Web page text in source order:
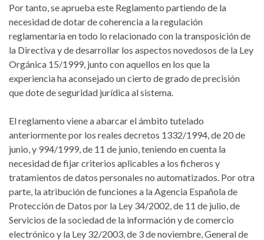
Por tanto, se aprueba este Reglamento partiendo de la
necesidad de dotar de coherencia a la regulación
reglamentaria en todo lo relacionado con la transposición de
la Directiva y de desarrollar los aspectos novedosos de la Ley
Orgánica 15/1999, junto con aquellos en los que la
experiencia ha aconsejado un cierto de grado de precisión
que dote de seguridad jurídica al sistema.
El reglamento viene a abarcar el ámbito tutelado
anteriormente por los reales decretos 1332/1994, de 20 de
junio, y 994/1999, de 11 de junio, teniendo en cuenta la
necesidad de fijar criterios aplicables a los ficheros y
tratamientos de datos personales no automatizados. Por otra
parte, la atribución de funciones a la Agencia Española de
Protección de Datos por la Ley 34/2002, de 11 de julio, de
Servicios de la sociedad de la información y de comercio
electrónico y la Ley 32/2003, de 3 de noviembre, General de